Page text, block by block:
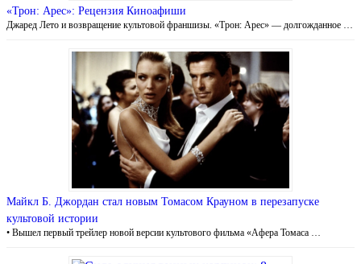
«Трон: Арес»: Рецензия Киноафиши
Джаред Лето и возвращение культовой франшизы. «Трон: Арес» — долгожданное …
Майкл Б. Джордан стал новым Томасом Крауном в перезапуске
культовой истории
• Вышел первый трейлер новой версии культового фильма «Афера Томаса …